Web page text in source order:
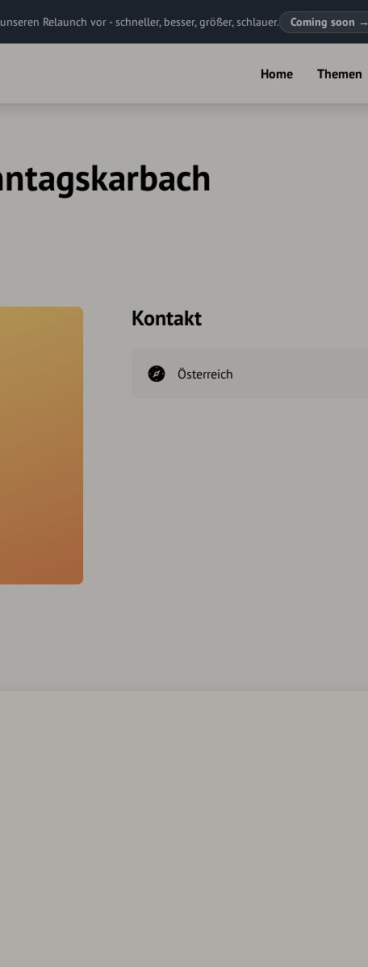
Relaunch vor - schneller, besser, größer, schlauer. Coming soon →
Home Themen
Kontakt
Österreich